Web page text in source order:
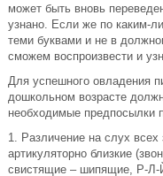
может быть вновь
узнано. Если же по каким-
теми буквами и не в
сможем воспроизвести и
Для успешного овладения
дошкольном возрасте
необходимые предпосылки
1. Различение на слух всех
артикуляторно близкие
свистящие – шипящие, Р-Л-